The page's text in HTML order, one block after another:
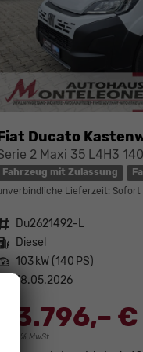
Ducato
2 Maxi 35 L4H3
Fahrzeug mit Zulassung
Lieferzeit: Sofort
Fahrzeugnr. Du2621492-L
Kraftstoff Diesel
Leistung 103 kW (140 PS)
18.05.2026
33.796,– €
incl. 19% MwSt.